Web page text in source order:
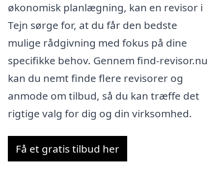
økonomisk planlægning, kan en revisor i
Tejn sørge for, at du får den bedste
mulige rådgivning med fokus på dine
specifikke behov. Gennem find-revisor.nu
kan du nemt finde flere revisorer og
anmode om tilbud, så du kan træffe det
rigtige valg for dig og din virksomhed.
Få et gratis tilbud her